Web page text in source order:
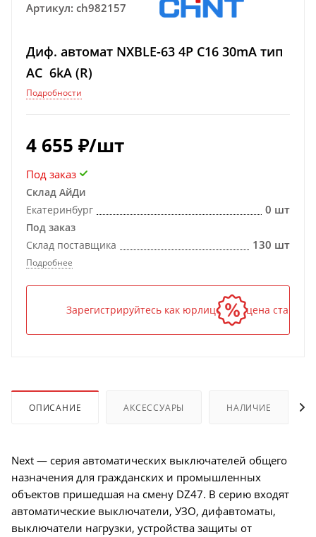
Артикул: ch982157
Диф. автомат NXBLE-63 4P C16 30mA тип
AC 6kA (R)
Подробности
4 655 ₽/шт
Под заказ
Склад АйДи
Екатеринбург
0 шт
Под заказ
Склад поставщика
130 шт
Подробнее
Зарегистрируйтесь как юрлицо — и цена станет
ОПИСАНИЕ АКСЕССУАРЫ НАЛИЧИЕ
Next — серия автоматических выключателей общего
назначения для гражданских и промышленных
объектов пришедшая на смену DZ47. В серию входят
автоматические выключатели, УЗО, дифавтоматы,
выключатели нагрузки, устройства защиты от